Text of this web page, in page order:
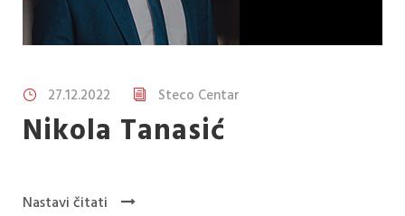
27.12.2022 Steco Centar
Nikola Tanasić
Nastavi čitati